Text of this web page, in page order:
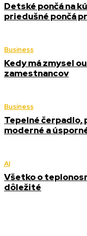
Detské pončá na
priedušné pončá
Business
Kedy má zmysel
zamestnancov
Business
Tepelné čerpadlo,
moderné a
AI
Všetko o
dôležité